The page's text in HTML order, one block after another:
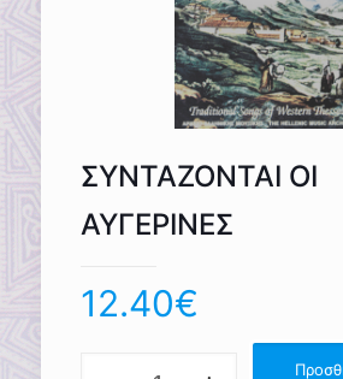
ΣΥΝΤΑΖΟΝΤΑΙ ΟΙ
ΑΥΓΕΡΙΝΕΣ
12.40€